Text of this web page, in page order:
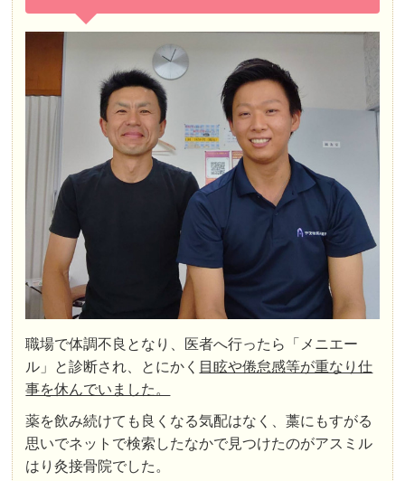
職場で体調不良となり、医者へ行ったら「メニエー
ル」と診断され、とにかく 目眩や倦怠感等が重なり仕
事を休んでいました。
薬を飲み続けても良くなる気配はなく、藁にもすがる
思いでネットで検索したなかで見つけたのがアスミル
はり灸接骨院でした。